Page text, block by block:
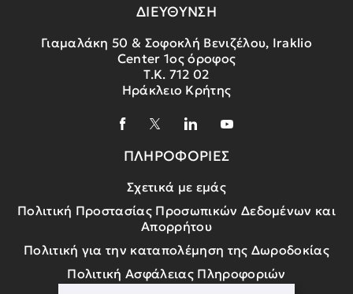
ΔΙΕΥΘΥΝΣΗ
Γιαμαλάκη 50 & Σοφοκλή Βενιζέλου, Iraklio
Center 1ος όροφος
Τ.Κ. 712 02
Ηράκλειο Κρήτης
ΠΛΗΡΟΦΟΡΙΕΣ
Σχετικά με εμάς
Πολιτική Προστασίας Προσωπικών Δεδομένων και
Απορρήτου
Πολιτική για την καταπολέμηση της Δωροδοκίας
Πολιτική Ασφάλειας Πληροφοριών